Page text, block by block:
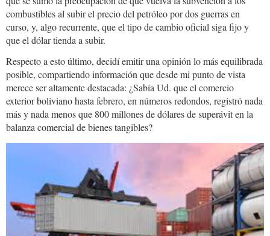
combustibles al subir el precio del petróleo por dos guerras en
curso, y, algo recurrente, que el tipo de cambio oficial siga fijo y
que el dólar tienda a subir.
Respecto a esto último, decidí emitir una opinión lo más equilibrada
posible, compartiendo información que desde mi punto de vista
merece ser altamente destacada: ¿Sabía Ud. que el comercio
exterior boliviano hasta febrero, en números redondos, registró nada
más y nada menos que 800 millones de dólares de superávit en la
balanza comercial de bienes tangibles?
superavit.png